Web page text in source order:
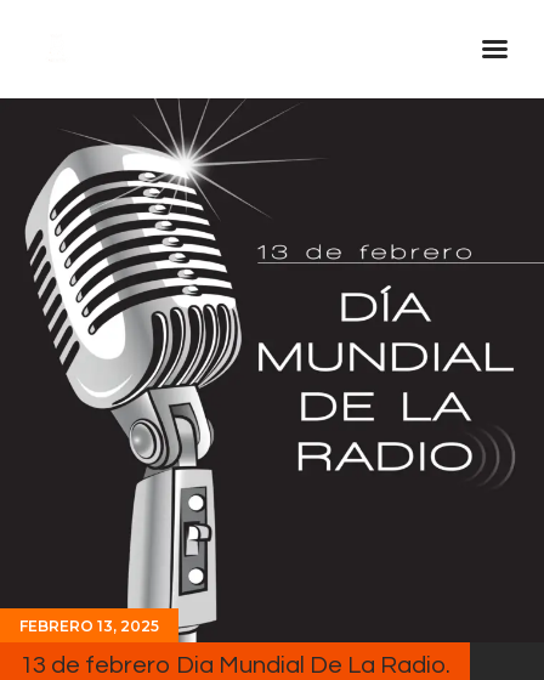
Inicio Real FM
Streaming
En Vivo
Descarga La APP
Programas
Noticias
Equipo
Sobre Nosotros
Contactos
FEBRERO 13, 2025
13 de febrero Dia Mundial De La Radio.